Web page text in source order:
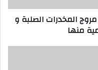
المخدرات الصلبة و
منها